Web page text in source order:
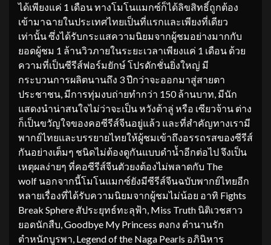
ได้เพียงแค่ 1 เดือน ทางโมโนแมกซ์ก็ได้ลิขสิทธิ์ถูกต้อง
เข้ามาฉายในประเทศไทยเป็นที่แรกและเพียงที่เดียว
เท่านั้น ซึ่งได้รับกระแสความนิยมจากผู้ชมอย่างมากกับ
ยอดผู้ชม 1 ล้านวิวภายในระยะเวลาเพียงแค่ 1 เดือน ด้วย
ความที่เป็นซีรีส์ฟอร์มยักษ์ โปรดักชั่นยิ่งใหญ่ มี
กระบวนการผลิตนานถึง 3 ปีกว่าจะออกมาสู่สายตา
ประชาชน, มีการทุ่มงบถ่ายทำกว่า 150 ล้านบาท, มีนัก
แสดงนำน่าสนใจไม่ว่าจะเป็น หวังต้าลู่ หรือ เซียวจ้าน ต่าง
ก็เป็นขวัญใจของคอซีรีส์จีนอยู่แล้ว และที่สำคัญทางเรามี
พากย์ไทยและบรรยายไทยให้ผู้ชมเข้าถึงอรรถรสของซีรีส์
กันอย่างเต็มๆ ชนิดไม่ต้องดูกันแบบดำน้ำอีกต่อไป จึงเป็น
เหตุผลง่ายๆ ที่คอซีรีส์จีนตัวยงต้องไม่พลาดกับ The
wolf นอกจากนี้โมโนแมกซ์ยังมีซีรีส์จีนฉบับพากย์ไทยอีก
หลายเรื่องที่ได้รับความนิยมจากผู้ชมไม่น้อย อาทิ Fights
Break Sphere สัประยุทธ์ทะลุฟ้า, Miss Truth นิติเวชสาว
ยอดนักสืบ, Goodbye My Princess ตงกง ตำนานรัก
ตำหนักบูรพา, Legend of the Naga Pearls อภินิหาร